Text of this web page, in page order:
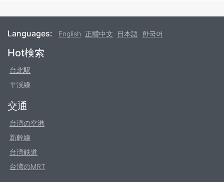
Languages: English 正體中文 日本語 한국어
Footer
Hot検索
台北駅
平渓線
交通
台湾の空港
新幹線
台湾鉄道
台湾のMRT